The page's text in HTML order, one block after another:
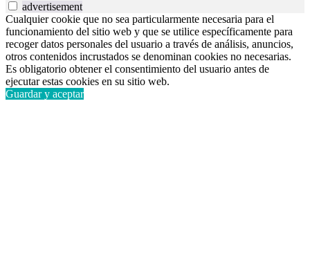
advertisement
Cualquier cookie que no sea particularmente necesaria para el
funcionamiento del sitio web y que se utilice específicamente para
recoger datos personales del usuario a través de análisis, anuncios,
otros contenidos incrustados se denominan cookies no necesarias.
Es obligatorio obtener el consentimiento del usuario antes de
ejecutar estas cookies en su sitio web.
Guardar y aceptar